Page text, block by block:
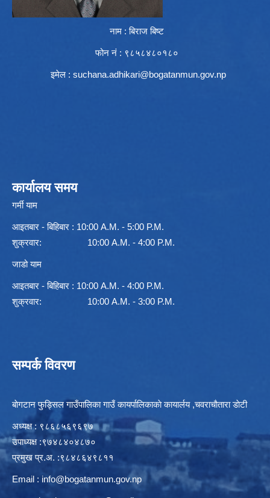
नाम : बिराज बिष्ट
फोन नं : ९८५८४८०१८०
इमेल : suchana.adhikari@bogatanmun.gov.np
कार्यालय समय
गर्मी याम
आइतबार - बिहिबार : 10:00 A.M. - 5:00 P.M.
शुक्रवार: 10:00 A.M. - 4:00 P.M.
जाडो याम
आइतबार - बिहिबार : 10:00 A.M. - 4:00 P.M.
शुक्रवार: 10:00 A.M. - 3:00 P.M.
सम्पर्क विवरण
बाेगटान फुड्सिल गाउँपालिका गाउँ कायर्पालिकाकाे कायार्लय ,चवराचाैतारा डाेटी
अध्यक्ष : ९८६८५६९६९७
उपाध्यक्ष :९७४८४०४८७०
प्रमुख प्र.अ. :९८४८६४९८११
Email : info@bogatanmun.gov.np